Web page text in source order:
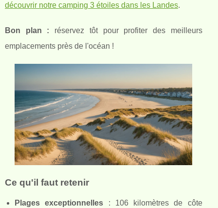
découvrir notre camping 3 étoiles dans les Landes.
Bon plan : réservez tôt pour profiter des meilleurs
emplacements près de l'océan !
Ce qu'il faut retenir
Plages exceptionnelles : 106 kilomètres de côte